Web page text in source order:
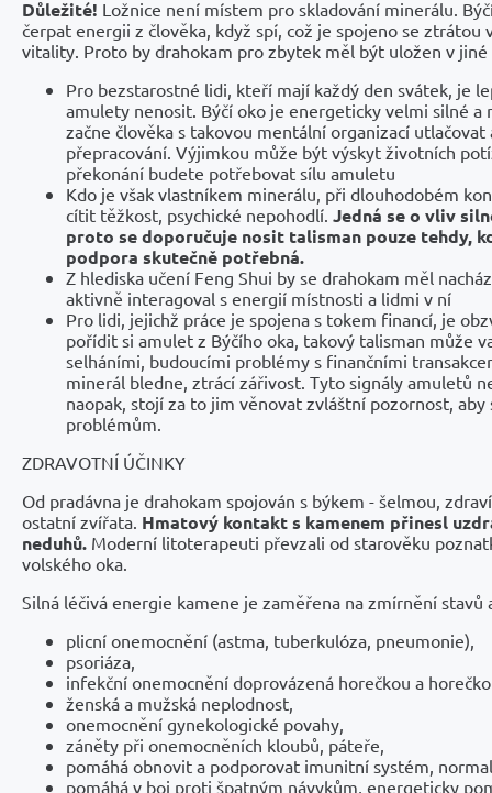
Důležité! Ložnice není místem pro skladování minerálu.
čerpat energii z člověka, když spí, což je spojeno se ztrátou
vitality. Proto by drahokam pro zbytek měl být uložen v
Pro bezstarostné lidi, kteří mají každý den svátek, je
amulety nenosit. Býčí oko je energeticky velmi silné a
začne člověka s takovou mentální organizací utlačovat
přepracování. Výjimkou může být výskyt životních
překonání budete potřebovat sílu amuletu
Kdo je však vlastníkem minerálu, při dlouhodobém
cítit těžkost, psychické nepohodlí. Jedná se o vliv
proto se doporučuje nosit talisman pouze tehdy,
podpora skutečně potřebná.
Z hlediska učení Feng Shui by se drahokam měl
aktivně interagoval s energií místnosti a lidmi v ní
Pro lidi, jejichž práce je spojena s tokem financí, je
pořídit si amulet z Býčího oka, takový talisman může
selháními, budoucími problémy s finančními
minerál bledne, ztrácí zářivost. Tyto signály amuletů
naopak, stojí za to jim věnovat zvláštní pozornost, aby
problémům.
ZDRAVOTNÍ ÚČINKY
Od pradávna je drahokam spojován s býkem - šelmou,
ostatní zvířata. Hmatový kontakt s kamenem přinesl
neduhů. Moderní litoterapeuti převzali od starověku
volského oka.
Silná léčivá energie kamene je zaměřena na zmírnění stavů
plicní onemocnění (astma, tuberkulóza, pneumonie),
psoriáza,
infekční onemocnění doprovázená horečkou a
ženská a mužská neplodnost,
onemocnění gynekologické povahy,
záněty při onemocněních kloubů, páteře,
pomáhá obnovit a podporovat imunitní systém,
pomáhá v boj proti špatným návykům, energeticky